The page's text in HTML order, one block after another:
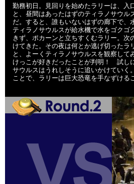
勤務初日。見回りを始めたラリーは、
と、昼間はあったはずのティラノサウ
だ。すると、誰もいないはずの廊下で
ティラノサウルスが給水機で水をゴク
きず、ポカーンと立ちすくむラリー。
けてきた。その夜は何とか逃げ切った
と、よーくティラノサウルスを観察し
けっこが好きだったことが判明！ 試し
サウルスはうれしそうに追いかけてい
ことで、ラリーは巨大恐竜を手なずける